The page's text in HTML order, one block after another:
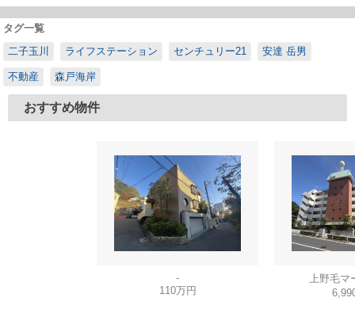
タグ一覧
二子玉川
ライフステーション センチュリー21 安達 岳男
不動産 森戸海岸
おすすめ物件
-
110万円
上野毛